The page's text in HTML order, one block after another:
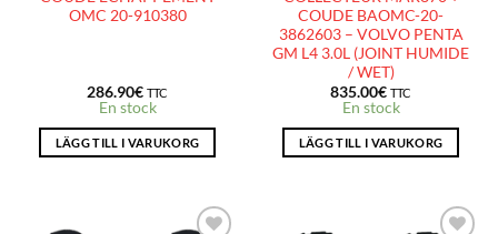
OMC 20-910380
286.90€ TTC
En stock
LÄGG TILL I VARUKORG
COUDE BAOMC-20-
3862603 – VOLVO PENTA
GM L4 3.0L (JOINT HUMIDE
/ WET)
835.00€ TTC
En stock
LÄGG TILL I VARUKORG